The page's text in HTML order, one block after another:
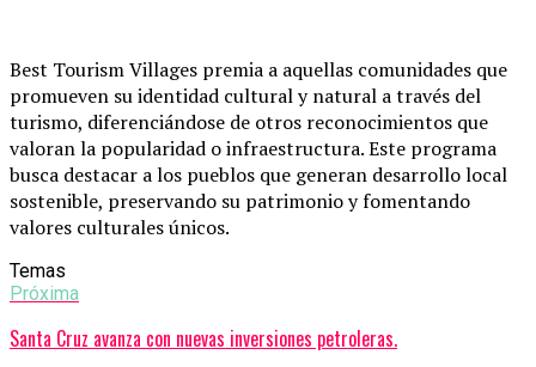
Best Tourism Villages premia a aquellas comunidades que
promueven su identidad cultural y natural a través del
turismo, diferenciándose de otros reconocimientos que
valoran la popularidad o infraestructura. Este programa
busca destacar a los pueblos que generan desarrollo local
sostenible, preservando su patrimonio y fomentando
valores culturales únicos.
Temas
Próxima
Santa Cruz avanza con nuevas inversiones petroleras.